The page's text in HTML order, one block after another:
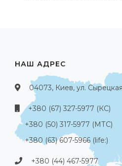
НАШ АДРЕС
04073, Киев, ул.
+380 (67) 327-5977 (КС)
+380 (50) 317-5977 (МТС)
+380 (63) 607-5966 (life:)
+380 (44) 467-5977